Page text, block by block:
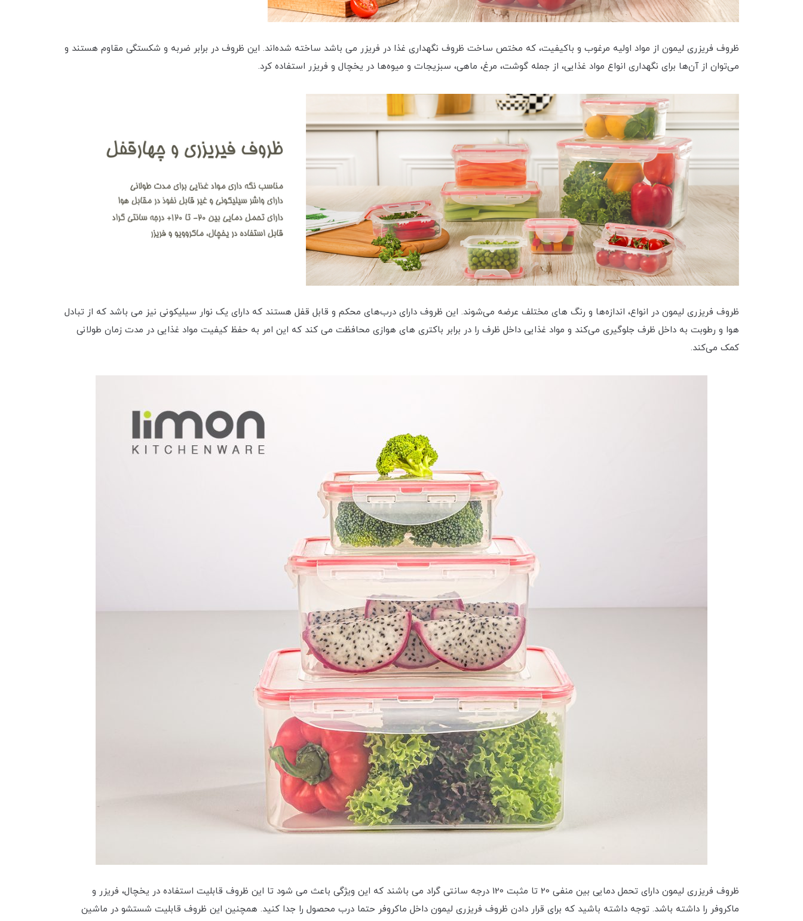
ظروف فریزری لیمون از مواد اولیه مرغوب و باکیفیت، که مختص ساخت ظروف نگهداری غذا در فریزر می باشد ساخته شده‌اند. این ظروف در برابر ضربه و شکستگی مقاوم هستند و
می‌توان از آن‌ها برای نگهداری انواع مواد غذایی، از جمله گوشت، مرغ، ماهی، سبزیجات و میوه‌ها در یخچال و فریزر استفاده کرد.
ظروف فریزری لیمون در انواع، اندازه‌ها و رنگ های مختلف عرضه می‌شوند. این ظروف دارای درب‌های محکم و قابل قفل هستند که دارای یک نوار سیلیکونی نیز می باشد که از تبادل
هوا و رطوبت به داخل ظرف جلوگیری می‌کند و مواد غذایی داخل ظرف را در برابر باکتری های هوازی محافظت می کند که این امر به حفظ کیفیت مواد غذایی در مدت زمان طولانی
کمک می‌کند.
ظروف فریزری لیمون دارای تحمل دمایی بین منفی 20 تا مثبت 120 درجه سانتی گراد می باشند که این ویژگی باعث می شود تا این ظروف قابلیت استفاده در یخچال، فریزر و
ماکروفر را داشته باشد. توجه داشته باشید که برای قرار دادن ظروف فریزری لیمون داخل ماکروفر حتما درب محصول را جدا کنید. همچنین این ظروف قابلیت شستشو در ماشین